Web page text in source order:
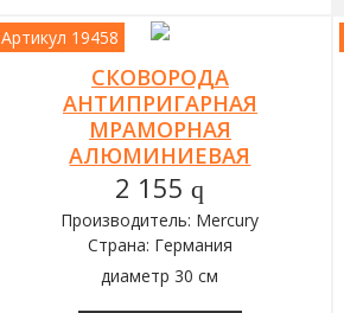
Артикул 19458
СКОВОРОДА
АНТИПРИГАРНАЯ
МРАМОРНАЯ
АЛЮМИНИЕВАЯ
2 155q
Производитель: Mercury
Страна: Германия
диаметр 30 см